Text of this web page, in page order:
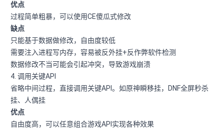
优点
过程简单粗暴，可以使用CE傻瓜式修改
缺点
只能基于数据做修改，自由度较低
需要注入进程写内存，容易被反外挂+反作弊软件检测
数据修改不当可能会引起冲突，导致游戏崩溃
4. 调用关键API
省略中间过程，直接调用关键API。如原神瞬移挂，DNF全屏秒杀
挂、人偶挂
优点
自由度高，可以任意组合游戏API实现各种效果